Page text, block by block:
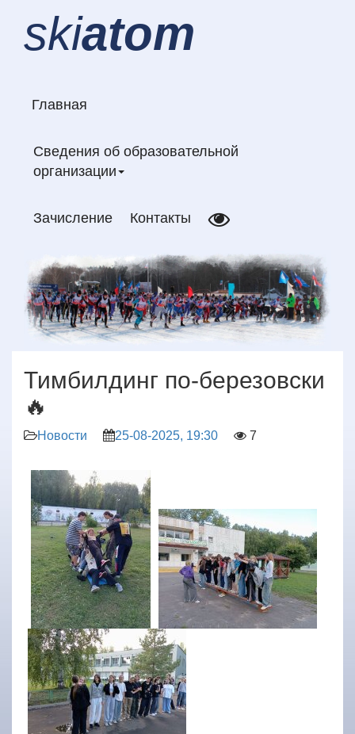
skiatom
Главная
Сведения об образовательной
организации
Зачисление Контакты
Тимбилдинг по-березовски
🔥
Новости 25-08-2025, 19:30 7